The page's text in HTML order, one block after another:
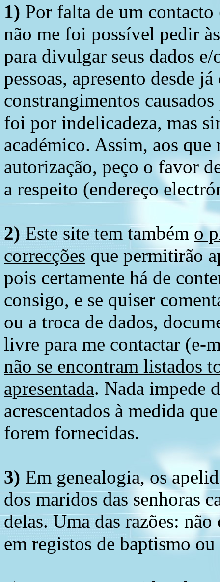
1) Por falta de um
não me foi possível pedir
para divulgar seus dados
pessoas, apresento desde
constrangimentos
foi por indelicadeza, mas
académico. Assim, aos
autorização, peço o favor
a respeito (endereço
2)Este site tem também o
correcções que permitirão
pois certamente há de
consigo, e se quiser
ou a troca de dados,
livre para me contactar (e-
não se encontram listados
apresentada. Nada impede
acrescentados à medida
forem fornecidas.
3) Em genealogia, os
dos maridos das senhoras
delas. Uma das razões:
em registos de baptismo